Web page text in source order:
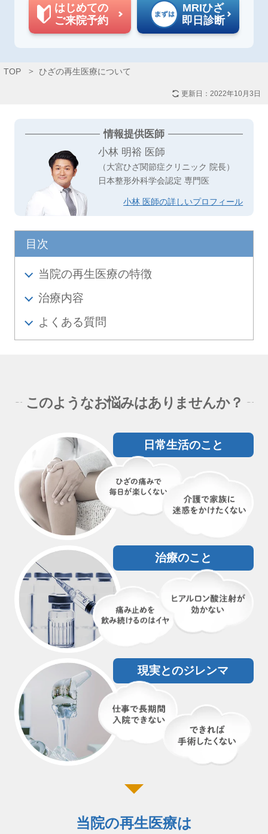
はじめての
ご来院予約
MRIひざ
即日診断
TOP ひざの再生医療について
更新日： 2022年10月3日
情報提供医師
小林 明裕 医師
（大宮ひざ関節症クリニック 院長）
日本整形外科学会認定 専門医
小林 医師の詳しいプロフィール
目次
当院の再生医療の特徴
治療内容
よくある質問
このようなお悩みはありませんか？
日常生活のこと
治療のこと
現実とのジレンマ
当院の再生医療は